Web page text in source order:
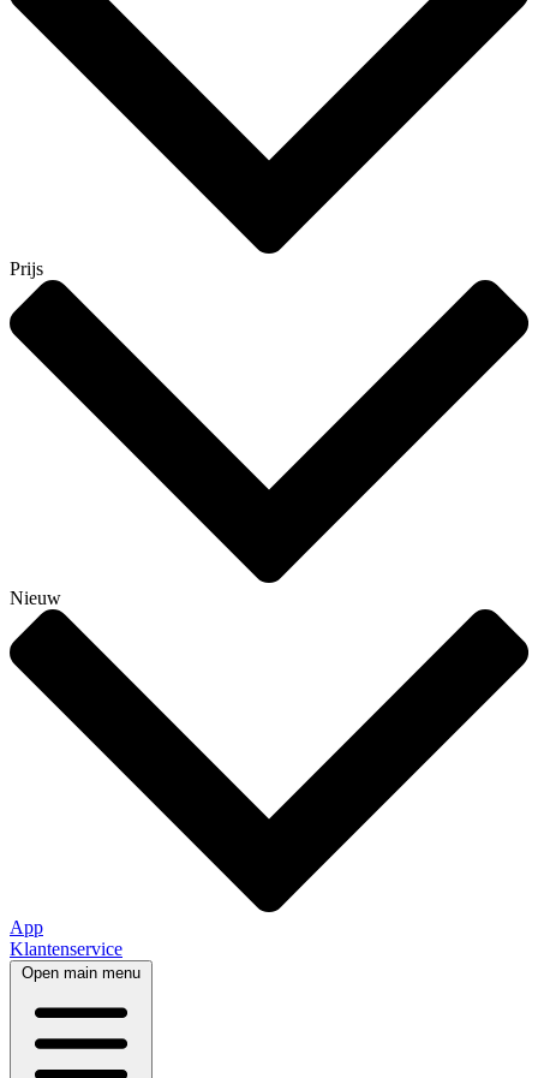
Prijs
Nieuw
App
Klantenservice
Open main menu